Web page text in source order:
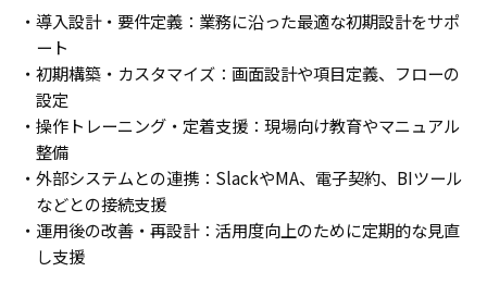
・導入設計・要件定義：業務に沿った最適な初期設計をサポ
ート
・初期構築・カスタマイズ：画面設計や項目定義、フローの
設定
・操作トレーニング・定着支援：現場向け教育やマニュアル
整備
・外部システムとの連携：SlackやMA、電子契約、BIツール
などとの接続支援
・運用後の改善・再設計：活用度向上のために定期的な見直
し支援